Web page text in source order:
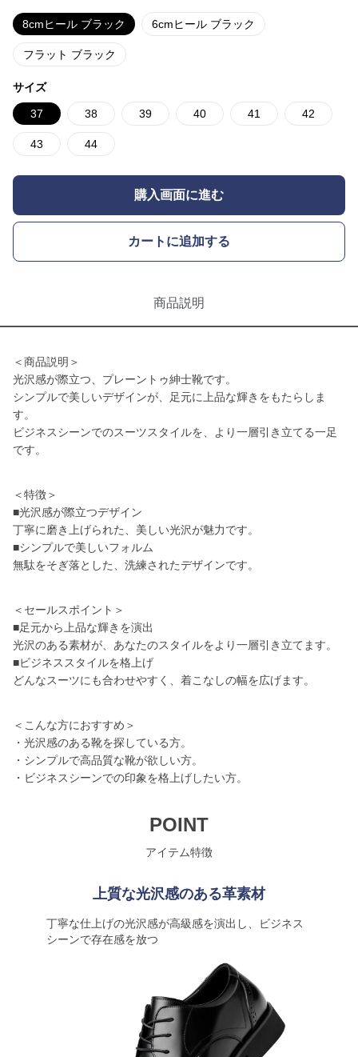
8cmヒール ブラック 6cmヒール ブラック
フラット ブラック
サイズ
37 38 39 40 41 42
43 44
購入画面に進む
カートに追加する
商品説明
＜商品説明＞
光沢感が際立つ、プレーントゥ紳士靴です。
シンプルで美しいデザインが、足元に上品な輝きをもたらしま
す。
ビジネスシーンでのスーツスタイルを、より一層引き立てる一足
です。
＜特徴＞
■光沢感が際立つデザイン
丁寧に磨き上げられた、美しい光沢が魅力です。
■シンプルで美しいフォルム
無駄をそぎ落とした、洗練されたデザインです。
＜セールスポイント＞
■足元から上品な輝きを演出
光沢のある素材が、あなたのスタイルをより一層引き立てます。
■ビジネススタイルを格上げ
どんなスーツにも合わせやすく、着こなしの幅を広げます。
＜こんな方におすすめ＞
・光沢感のある靴を探している方。
・シンプルで高品質な靴が欲しい方。
・ビジネスシーンでの印象を格上げしたい方。
POINT
アイテム特徴
上質な光沢感のある革素材
丁寧な仕上げの光沢感が高級感を演出し、ビジネス
シーンで存在感を放つ